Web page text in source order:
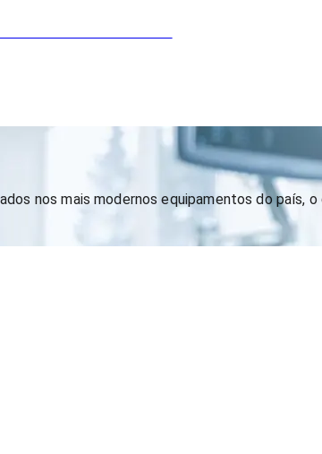
nos mais modernos equipamentos do país,